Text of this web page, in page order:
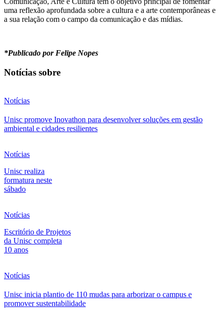
uma reflexão aprofundada sobre a cultura e a arte contemporâneas e
a sua relação com o campo da comunicação e das mídias.
*Publicado por Felipe Nopes
Notícias sobre
Notícias
Unisc promove Inovathon para desenvolver soluções em gestão
ambiental e cidades resilientes
Notícias
Unisc realiza
formatura neste
sábado
Notícias
Escritório de Projetos
da Unisc completa
10 anos
Notícias
Unisc inicia plantio de 110 mudas para arborizar o campus e
promover sustentabilidade